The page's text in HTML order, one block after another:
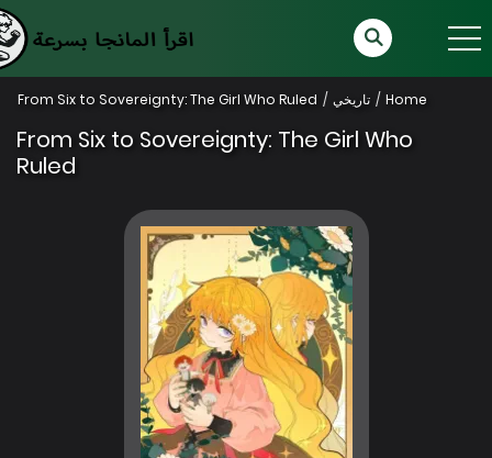
Home تاريخي From Six to Sovereignty: The Girl Who Ruled
From Six to Sovereignty: The Girl Who
Ruled